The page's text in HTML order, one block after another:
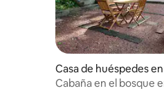
Casa de huéspedes en
hill
Cabaña en el bosque